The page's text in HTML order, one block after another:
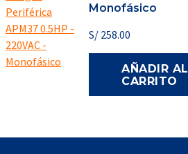
Monofásico
S/ 258.00
AÑADIR AL
CARRITO